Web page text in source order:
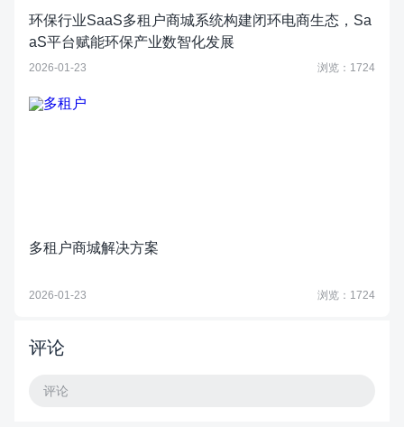
环保行业SaaS多租户商城系统构建闭环电商生态，Sa
aS平台赋能环保产业数智化发展
2026-01-23 浏览：1724
多租户商城解决方案
2026-01-23 浏览：1724
评论
评论